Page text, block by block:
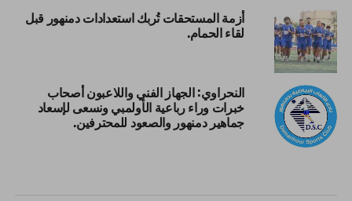
أزمة المستحقات تُربك استعدادات دمنهور قبل
لقاء الحمام.
النحراوي: الجهاز الفني واللاعبون أصحاب
خبرات وراء رباعية الأولمبي ونسعى لإسعاد
جماهير دمنهور والصعود للمحترفين.